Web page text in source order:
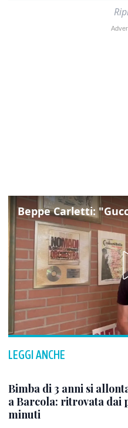
LEGGI ANCHE
Bimba di 3 anni si
a Barcola: ritrovata dai
minuti